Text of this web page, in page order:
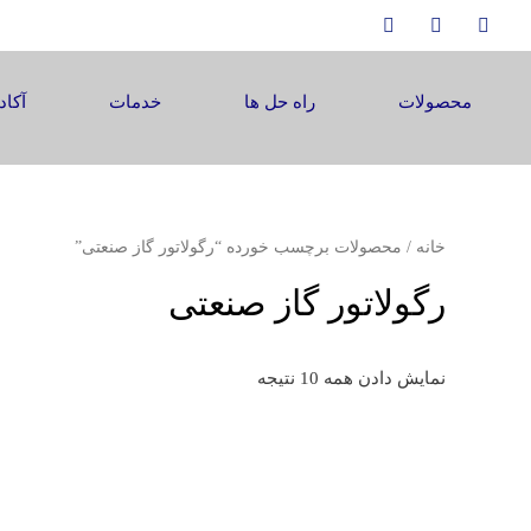
محصولات راه حل ها خدمات
خانه / محصولات برچسب خورده “رگولاتور گاز صنعتی”
رگولاتور گاز صنعتی
نمایش دادن همه 10 نتیجه